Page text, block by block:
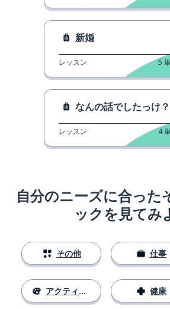
新婚
レッスン 5
なんの話でしたっけ？
レッスン 4
自分のニーズに合った
ックを見てみ
その他
アクティビティ
仕事
健康